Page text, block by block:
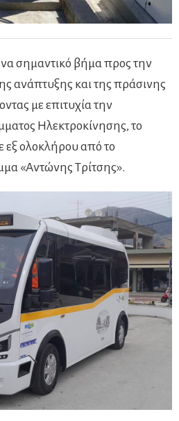
σημαντικό βήμα προς την
ανάπτυξης και της πράσινης
με επιτυχία την
Ηλεκτροκίνησης, το
εξ ολοκλήρου από το
«Αντώνης Τρίτσης».